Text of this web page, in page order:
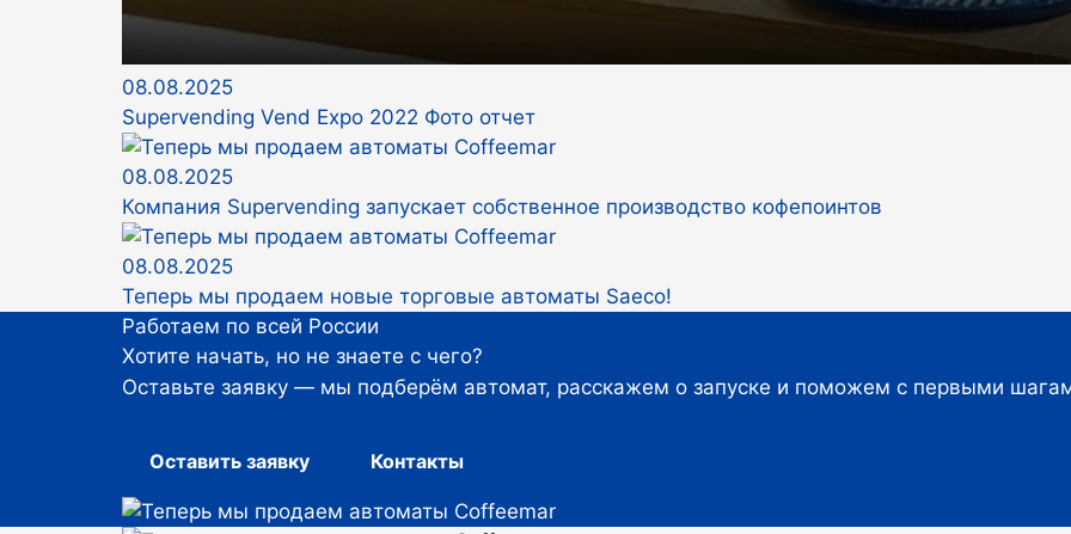
08.08.2025
Supervending Vend Expo 2022 Фото отчет
08.08.2025
Компания Supervending запускает собственное производство кофепоинтов
08.08.2025
Теперь мы продаем новые торговые автоматы Saeco!
Работаем по всей России
Хотите начать, но не знаете с чего?
Оставьте заявку — мы подберём автомат, расскажем о запуске и поможем с первыми
Оставить заявку Контакты